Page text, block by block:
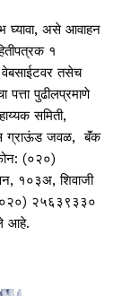
घ्यावा, असे आवाहन
१
तसेच
पुढीलप्रमाणे
समिती,
ग्राऊंड जवळ, बॅंक
(०२०)
१०३अ, शिवाजी
(०२०) २५६३९३३०
आहे.